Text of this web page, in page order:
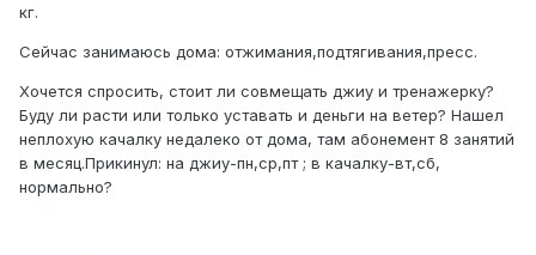
кг.
Сейчас занимаюсь дома: отжимания,подтягивания,пресс.
Хочется спросить, стоит ли совмещать джиу и тренажерку?
Буду ли расти или только уставать и деньги на ветер? Нашел
неплохую качалку недалеко от дома, там абонемент 8 занятий
в месяц.Прикинул: на джиу-пн,ср,пт ; в качалку-вт,сб,
нормально?